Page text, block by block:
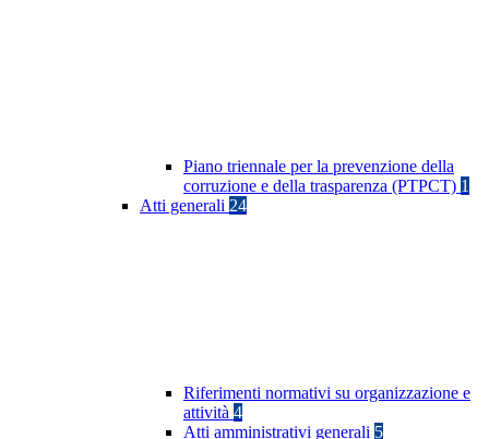
Piano triennale per la prevenzione della
corruzione e della trasparenza (PTPCT) 1
Atti generali 24
Riferimenti normativi su organizzazione e
attività 4
Atti amministrativi generali 5